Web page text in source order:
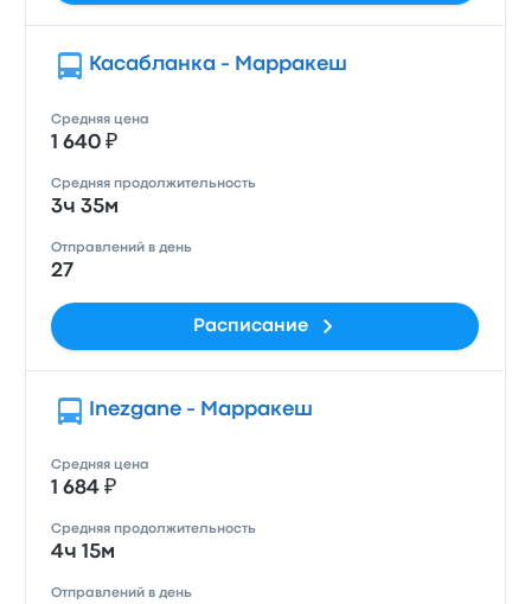
Касабланка - Марракеш
Средняя цена
1 640 ₽
Средняя продолжительность
3ч 35м
Отправлений в день
27
Расписание
Inezgane - Марракеш
Средняя цена
1 684 ₽
Средняя продолжительность
4ч 15м
Отправлений в день